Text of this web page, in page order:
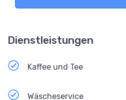
Dienstleistungen
Kaffee und Tee
Wäscheservice